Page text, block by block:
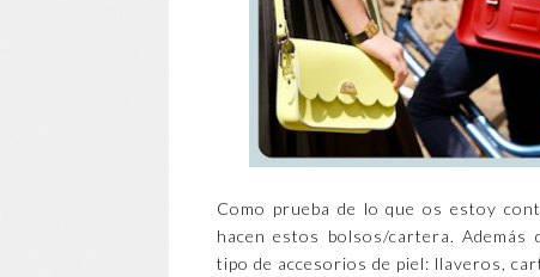
Como prueba de lo que os estoy
hacen estos bolsos/cartera.
tipo de accesorios de piel: llaveros,